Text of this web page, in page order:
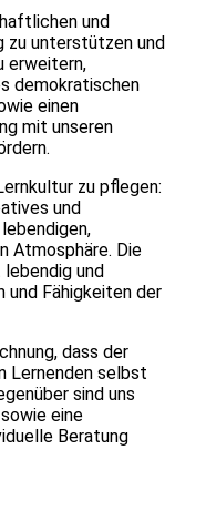
und
zu unterstützen und
erweitern,
demokratischen
einen
mit unseren
zu pflegen:
und
Atmosphäre. Die
und
und Fähigkeiten der
dass der
Lernenden selbst
sind uns
eine
Beratung